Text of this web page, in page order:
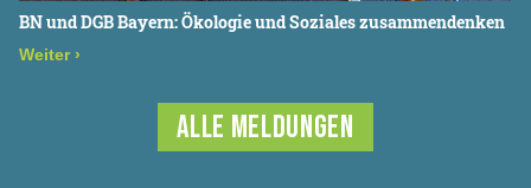
BN und DGB Bayern: Ökologie und Soziales zusammendenken
Weiter ›
ALLE MELDUNGEN